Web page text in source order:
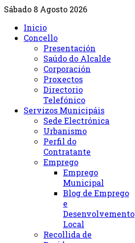
Sábado 8 Agosto 2026
Inicio
Concello
Presentación
Saúdo do Alcalde
Corporación
Proxectos
Directorio
Telefónico
Servizos Municipáis
Sede Electrónica
Urbanismo
Perfil do
Contratante
Emprego
Emprego
Municipal
Blog de Emprego
e
Desenvolvemento
Local
Recollida de